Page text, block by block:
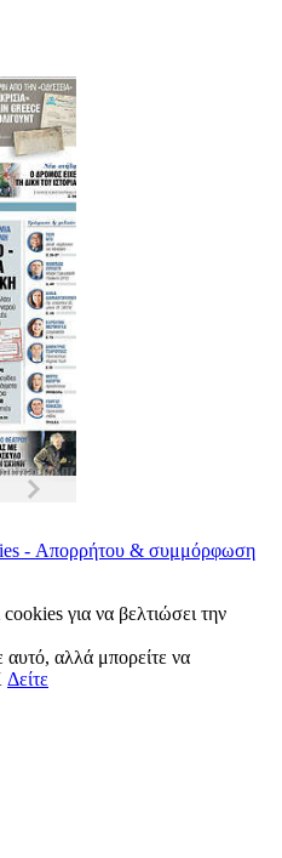
- Απορρήτου & συμμόρφωση
για να βελτιώσει την
αυτό, αλλά μπορείτε να
Δείτε